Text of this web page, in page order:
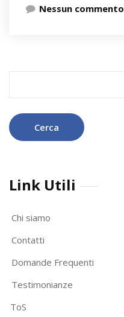
Nessun commento
Link Utili
Chi siamo
Contatti
Domande Frequenti
Testimonianze
ToS